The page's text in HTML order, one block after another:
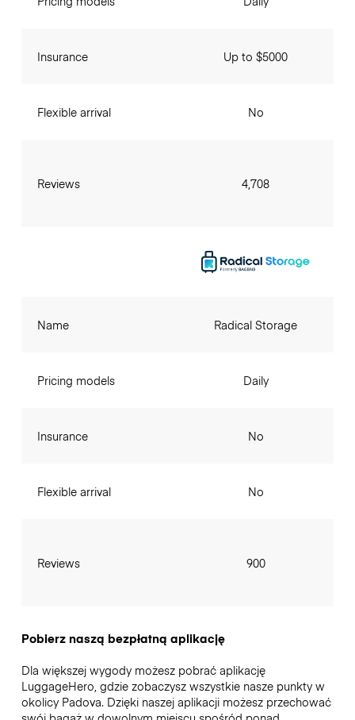
Insurance
Flexible arrival
Reviews
Up to $5000
No
4,708
Name
Pricing models
Insurance
Flexible arrival
Reviews
Radical Storage
Daily
No
No
900
Pobierz naszą bezpłatną aplikację
Dla większej wygody możesz pobrać aplikację
LuggageHero, gdzie zobaczysz wszystkie nasze punkty w
okolicy Padova. Dzięki naszej aplikacji możesz przechować